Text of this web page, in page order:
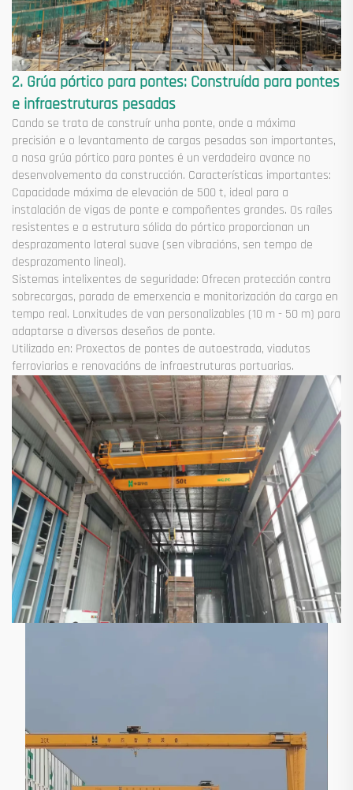
2. Grúa pórtico para pontes: Construída para pontes
e infraestruturas pesadas
Cando se trata de construír unha ponte, onde a máxima
precisión e o levantamento de cargas pesadas son importantes,
a nosa grúa pórtico para pontes é un verdadeiro avance no
desenvolvemento da construcción. Características importantes:
Capacidade máxima de elevación de 500 t, ideal para a
instalación de vigas de ponte e compoñentes grandes. Os raíles
resistentes e a estrutura sólida do pórtico proporcionan un
desprazamento lateral suave (sen vibracións, sen tempo de
desprazamento lineal).
Sistemas intelixentes de seguridade: Ofrecen protección contra
sobrecargas, parada de emerxencia e monitorización da carga en
tempo real. Lonxitudes de van personalizables (10 m - 50 m) para
adaptarse a diversos deseños de ponte.
Utilizado en: Proxectos de pontes de autoestrada, viadutos
ferroviarios e renovacións de infraestruturas portuarias.